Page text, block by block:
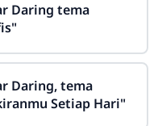
Daring tema
Daring, tema
Setiap Hari"